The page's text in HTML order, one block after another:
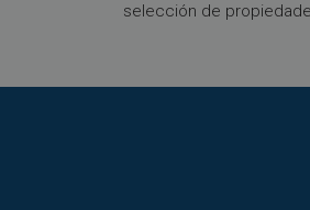
selección de